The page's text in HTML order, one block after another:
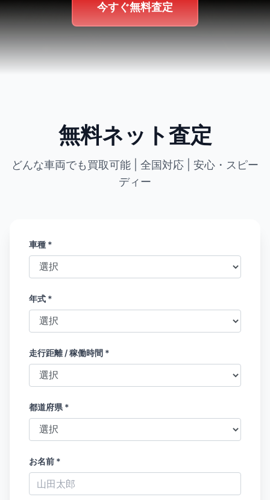
今すぐ無料査定
無料ネット査定
どんな車両でも買取可能 | 全国対応 | 安心・スピー
ディー
車種 *
年式 *
走行距離 / 稼働時間 *
都道府県 *
お名前 *